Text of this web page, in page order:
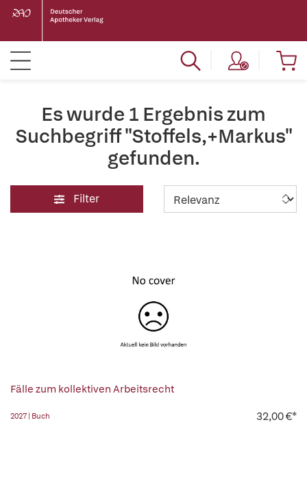
Es wurde 1 Ergebnis zum
Suchbegriff "Stoffels,+Markus"
gefunden.
Filter
Fälle zum kollektiven Arbeitsrecht
2027 | Buch 32,00 €*